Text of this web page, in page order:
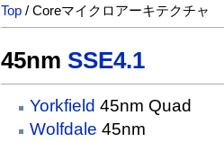
Top / Coreマイクロアーキテクチャ
45nm SSE4.1
Yorkfield 45nm Quad
Wolfdale 45nm